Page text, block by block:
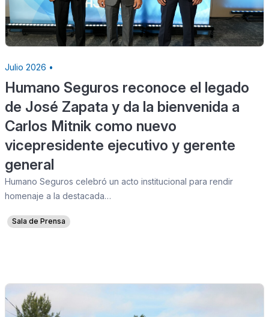
Julio 2026 •
Humano Seguros reconoce el legado
de José Zapata y da la bienvenida a
Carlos Mitnik como nuevo
vicepresidente ejecutivo y gerente
general
Humano Seguros celebró un acto institucional para rendir
homenaje a la destacada…
Sala de Prensa